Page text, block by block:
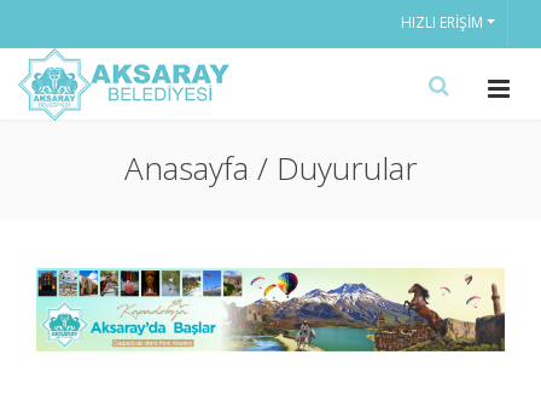
HIZLI ERIŞIM
Anasayfa / Duyurular